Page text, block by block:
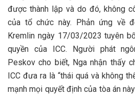
được thành lập và do đó, không
của tổ chức này. Phản ứng về
Kremlin ngày 17/03/2023 tuyên
quyền của ICC. Người phát
Peskov cho biết, Nga nhận thấy
ICC đưa ra là “thái quá và không
mạnh mọi quyết định của tòa án